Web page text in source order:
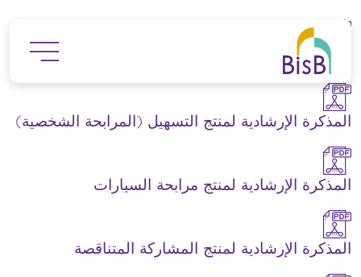
المذكرة الإرشادية لمنتج المضاربة
المذكرة الإرشادية لمنتج التسهيل (المرابحة الشخصية)
المذكرة الإرشادية لمنتج مرابحة السيارات
المذكرة الإرشادية لمنتج المشاركة المتناقصة